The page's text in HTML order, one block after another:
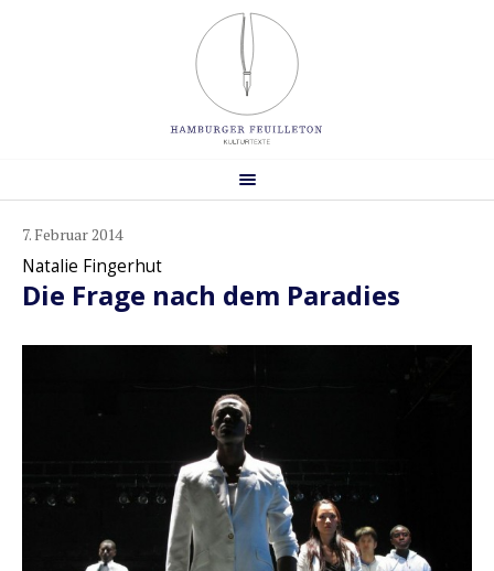
7. Februar 2014
Natalie Fingerhut
Die Frage nach dem Paradies